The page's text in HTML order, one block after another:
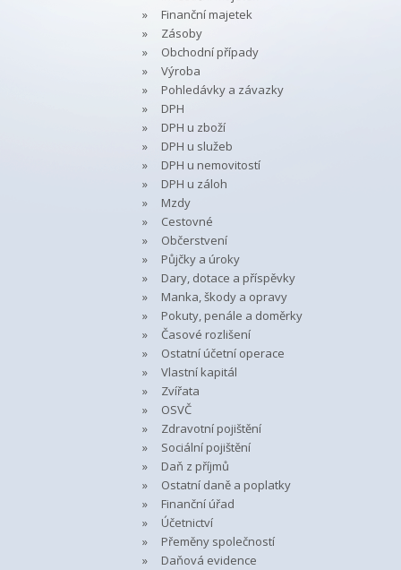
Finanční majetek
Zásoby
Obchodní případy
Výroba
Pohledávky a závazky
DPH
DPH u zboží
DPH u služeb
DPH u nemovitostí
DPH u záloh
Mzdy
Cestovné
Občerstvení
Půjčky a úroky
Dary, dotace a příspěvky
Manka, škody a opravy
Pokuty, penále a doměrky
Časové rozlišení
Ostatní účetní operace
Vlastní kapitál
Zvířata
OSVČ
Zdravotní pojištění
Sociální pojištění
Daň z příjmů
Ostatní daně a poplatky
Finanční úřad
Účetnictví
Přeměny společností
Daňová evidence